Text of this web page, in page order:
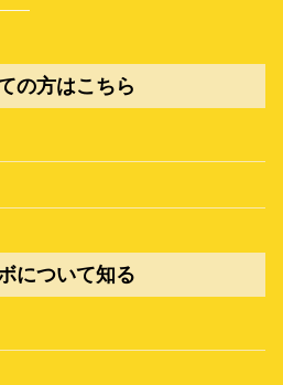
の方はこちら
について知る